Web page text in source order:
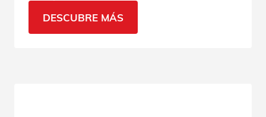
ciudad. ¡Descúbrela!
DESCUBRE MÁS